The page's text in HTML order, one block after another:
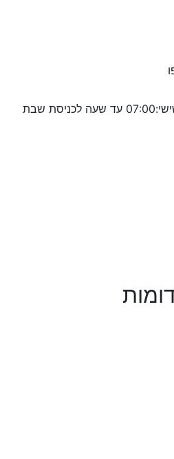
א-ה:06:30-20:00 שישי:07:00 עד שעה לכניסת שבת